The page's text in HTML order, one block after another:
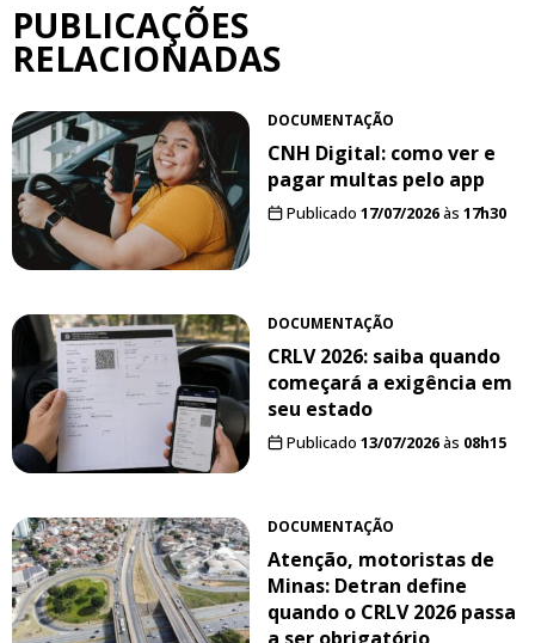
PUBLICAÇÕES
RELACIONADAS
DOCUMENTAÇÃO
CNH Digital: como ver e
pagar multas pelo app
Publicado 17/07/2026às 17h30
DOCUMENTAÇÃO
CRLV 2026: saiba quando
começará a exigência em
seu estado
Publicado 13/07/2026às 08h15
DOCUMENTAÇÃO
Atenção, motoristas de
Minas: Detran define
quando o CRLV 2026 passa